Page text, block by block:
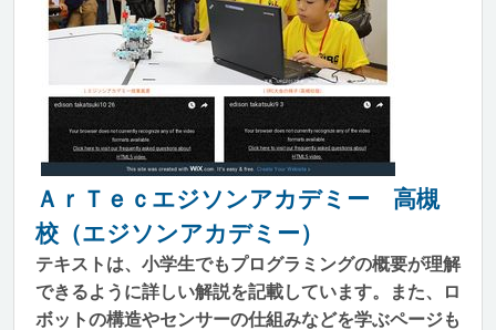
ＡｒＴｅｃエジソンアカデミー 高槻
校（エジソンアカデミー）
テキストは、小学生でもプログラミングの概要が理解
できるように詳しい解説を記載しています。また、ロ
ボットの構造やセンサーの仕組みなどを学ぶページも